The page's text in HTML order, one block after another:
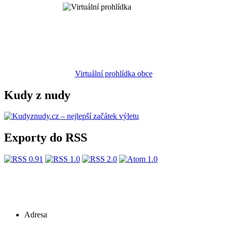
Virtuální prohlídka obce
Kudy z nudy
Exporty do RSS
Adresa